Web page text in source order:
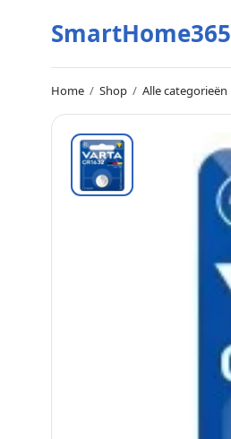
SmartHome365
Home / Shop / Alle categorieën